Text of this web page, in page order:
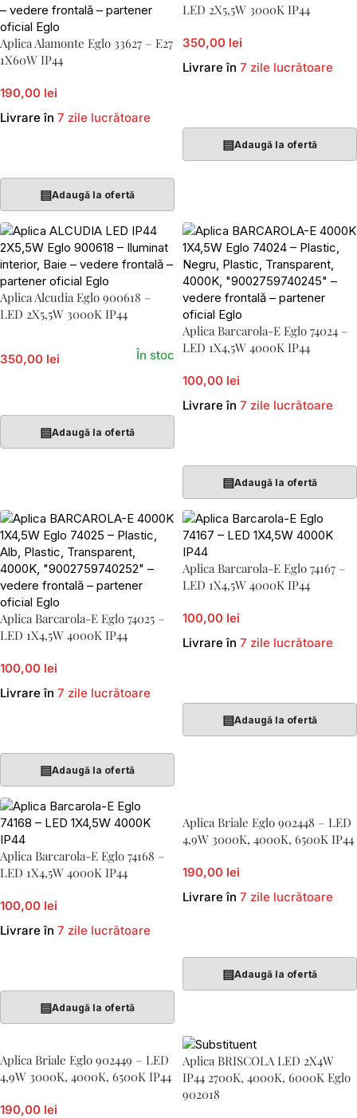
Aplica Alamonte Eglo 33627 – E27
1X60W IP44
190,00 lei
Livrare în 7 zile lucrătoare
▤Adaugă la ofertă
LED 2X5,5W 3000K IP44
350,00 lei
Livrare în 7 zile lucrătoare
▤Adaugă la ofertă
Aplica Alcudia Eglo 900618 –
LED 2X5,5W 3000K IP44
350,00 lei În stoc
▤Adaugă la ofertă
Aplica Barcarola-E Eglo 74024 –
LED 1X4,5W 4000K IP44
100,00 lei
Livrare în 7 zile lucrătoare
▤Adaugă la ofertă
Aplica Barcarola-E Eglo 74025 –
LED 1X4,5W 4000K IP44
100,00 lei
Livrare în 7 zile lucrătoare
▤Adaugă la ofertă
Aplica Barcarola-E Eglo 74167 –
LED 1X4,5W 4000K IP44
100,00 lei
Livrare în 7 zile lucrătoare
▤Adaugă la ofertă
Aplica Barcarola-E Eglo 74168 –
LED 1X4,5W 4000K IP44
100,00 lei
Livrare în 7 zile lucrătoare
▤Adaugă la ofertă
Aplica Briale Eglo 902448 – LED
4,9W 3000K, 4000K, 6500K IP44
190,00 lei
Livrare în 7 zile lucrătoare
▤Adaugă la ofertă
Aplica Briale Eglo 902449 – LED
4,9W 3000K, 4000K, 6500K IP44
190,00 lei
Aplica BRISCOLA LED 2X4W
IP44 2700K, 4000K, 6000K Eglo
902018